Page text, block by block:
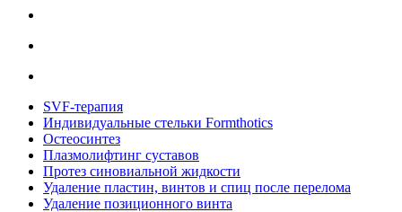
SVF-терапия
Индивидуальные стельки Formthotics
Остеосинтез
Плазмолифтинг суставов
Протез синовиальной жидкости
Удаление пластин, винтов и спиц после перелома
Удаление позиционного винта